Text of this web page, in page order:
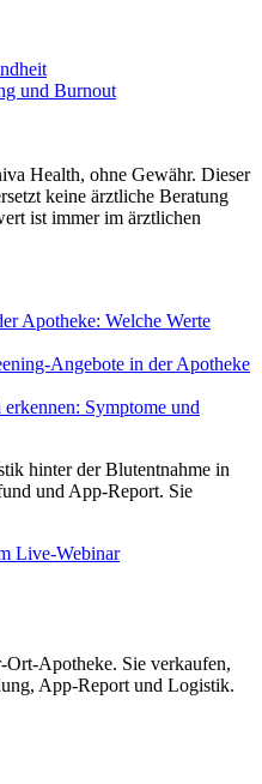
und Burnout
Health, ohne Gewähr. Dieser
keine ärztliche Beratung
ist immer im ärztlichen
Apotheke: Welche Werte
Angebote in der Apotheke
Symptome und
hinter der Blutentnahme in
und App-Report. Sie
Live-Webinar
Apotheke. Sie verkaufen,
App-Report und Logistik.